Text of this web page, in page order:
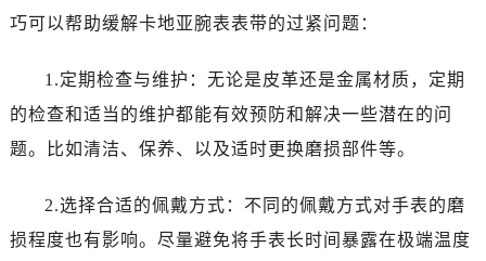
巧可以帮助缓解卡地亚腕表表带的过紧问题：
1.定期检查与维护：无论是皮革还是金属材质，定期
的检查和适当的维护都能有效预防和解决一些潜在的问
题。比如清洁、保养、以及适时更换磨损部件等。
2.选择合适的佩戴方式：不同的佩戴方式对手表的磨
损程度也有影响。尽量避免将手表长时间暴露在极端温度